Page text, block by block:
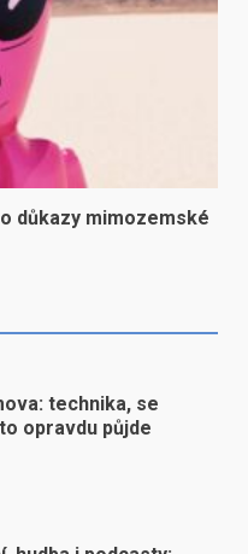
důkazy mimozemské
technika, se
opravdu půjde